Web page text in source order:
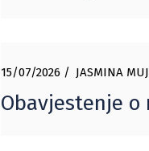
15/07/2026 JASMINA
Obavjestenje o